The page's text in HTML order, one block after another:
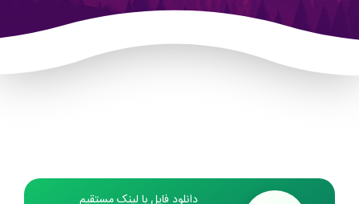
دانلود فایل با لینک مستقیم